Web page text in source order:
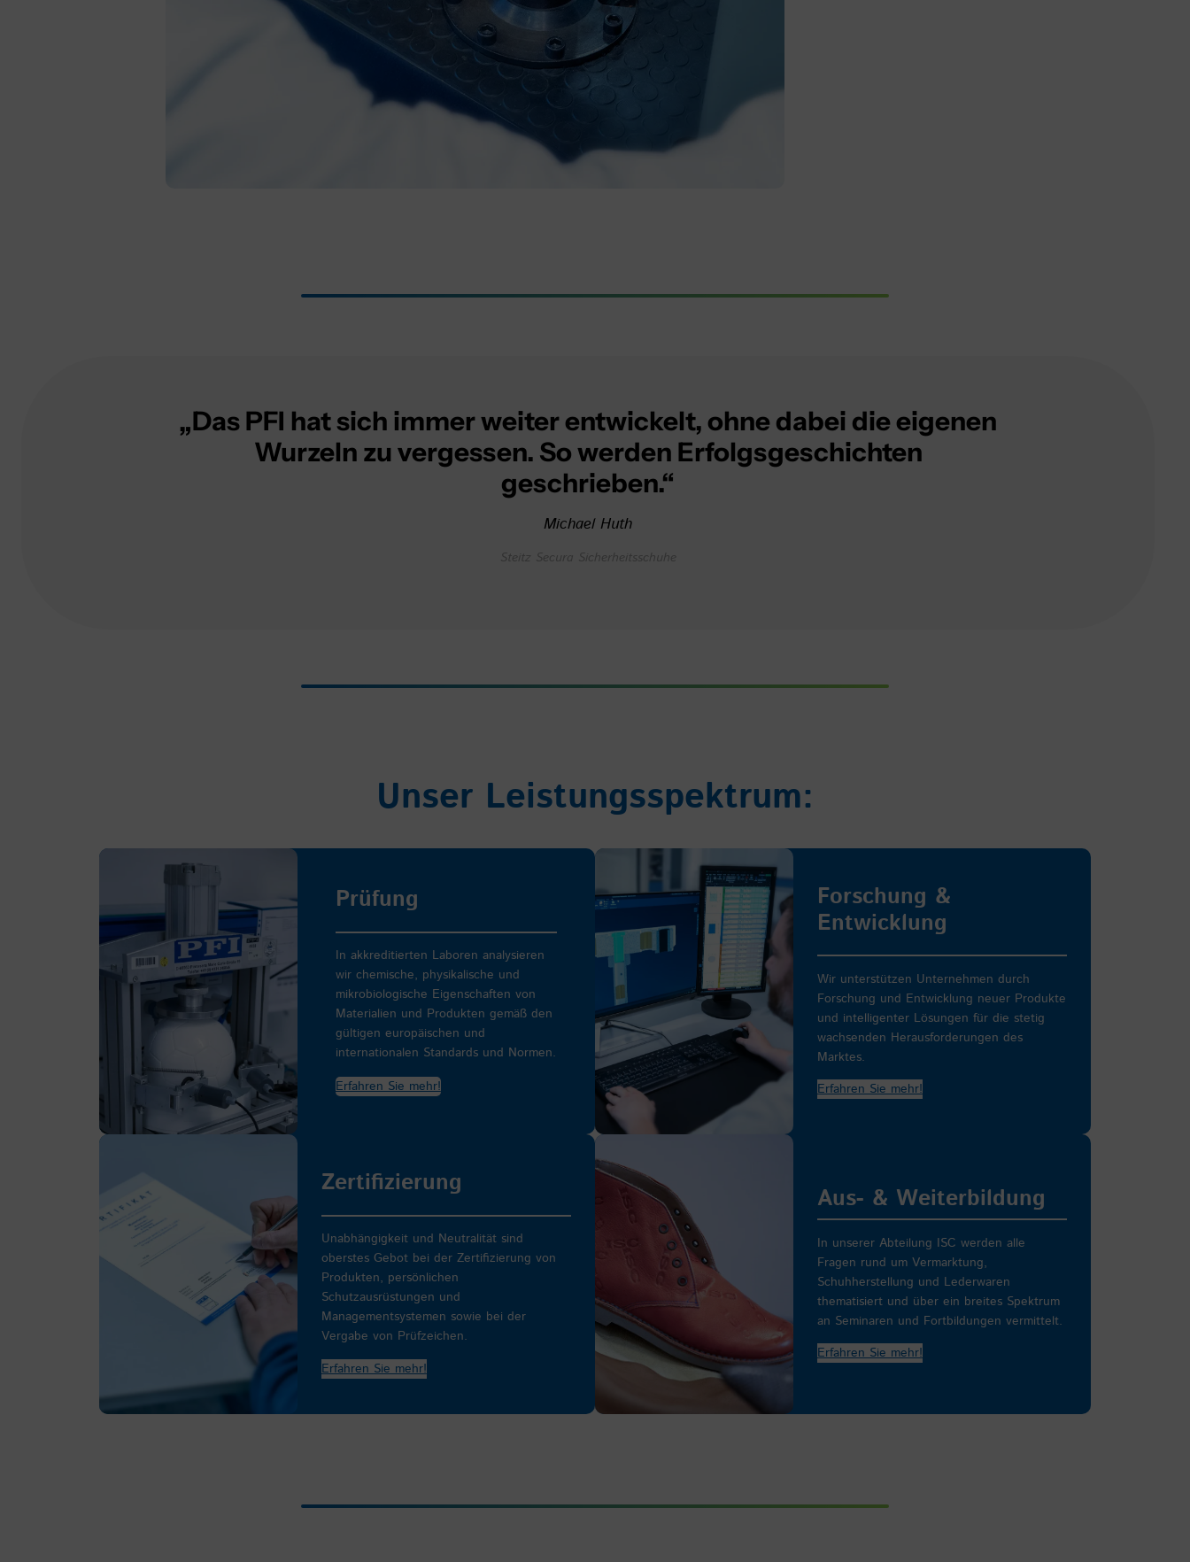
„Das PFI hat sich immer weiter entwickelt, ohne dabei die eigenen
Wurzeln zu vergessen. So werden Erfolgsgeschichten
geschrieben.“
Michael Huth
Steitz Secura Sicherheitsschuhe
Unser Leistungsspektrum:
Prüfung
In akkreditierten Laboren analysieren
wir chemische, physikalische und
mikrobiologische Eigenschaften von
Materialien und Produkten gemäß den
gültigen europäischen und
internationalen Standards und Normen.
Erfahren Sie mehr!
Forschung &
Entwicklung
Wir unterstützen Unternehmen durch
Forschung und Entwicklung neuer Produkte
und intelligenter Lösungen für die stetig
wachsenden Herausforderungen des
Marktes.
Erfahren Sie mehr!
Zertifizierung
Unabhängigkeit und Neutralität sind
oberstes Gebot bei der Zertifizierung von
Produkten, persönlichen
Schutzausrüstungen und
Managementsystemen sowie bei der
Vergabe von Prüfzeichen.
Erfahren Sie mehr!
Aus- & Weiterbildung
In unserer Abteilung ISC werden alle
Fragen rund um Vermarktung,
Schuhherstellung und Lederwaren
thematisiert und über ein breites Spektrum
an Seminaren und Fortbildungen vermittelt.
Erfahren Sie mehr!